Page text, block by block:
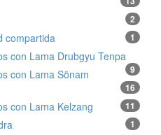
2
compartida 1
con Lama Drubgyu Tenpa
9
con Lama Sönam
16
con Lama Kelzang 11
1